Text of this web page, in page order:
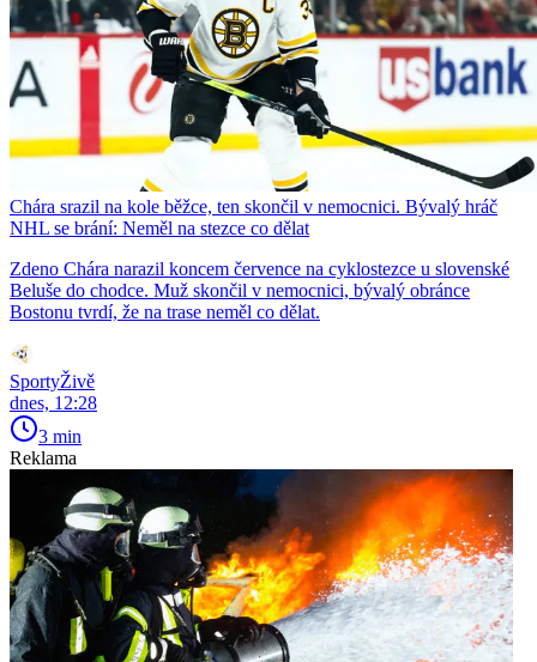
Chára srazil na kole běžce, ten skončil v nemocnici. Bývalý hráč
NHL se brání: Neměl na stezce co dělat
Zdeno Chára narazil koncem července na cyklostezce u slovenské
Beluše do chodce. Muž skončil v nemocnici, bývalý obránce
Bostonu tvrdí, že na trase neměl co dělat.
SportyŽivě
dnes, 12:28
3 min
Reklama